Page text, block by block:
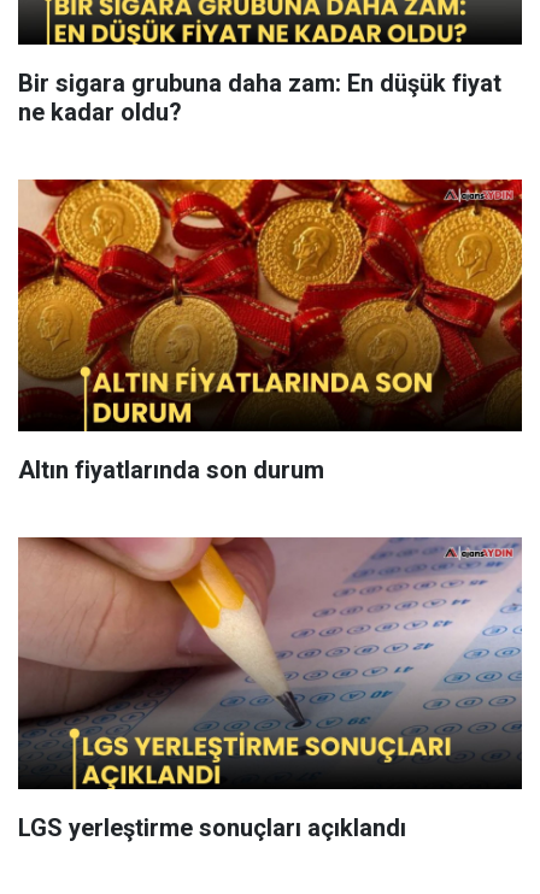
Bir sigara grubuna daha zam: En düşük fiyat
ne kadar oldu?
Altın fiyatlarında son durum
LGS yerleştirme sonuçları açıklandı